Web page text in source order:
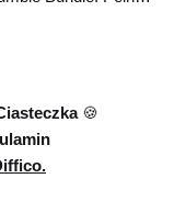
🍪